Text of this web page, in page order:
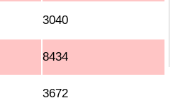
3040
8434
3672